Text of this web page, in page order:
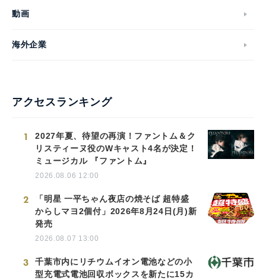
動画
海外企業
アクセスランキング
1
2027年夏、待望の再演！ファントム＆ク
リスティーヌ役のWキャスト4名が決定！
ミュージカル 『ファントム』
2026.08.06 12:00
2
「明星 一平ちゃん夜店の焼そば 超特盛
からしマヨ2個付」2026年8月24日(月)新
発売
2026.08.07 13:00
3
千葉市内にリチウムイオン電池などの小
型充電式電池回収ボックスを新たに15カ